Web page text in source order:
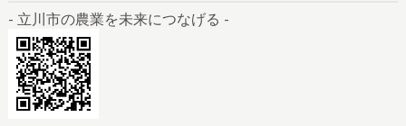
- 立川市の農業を未来につなげる -